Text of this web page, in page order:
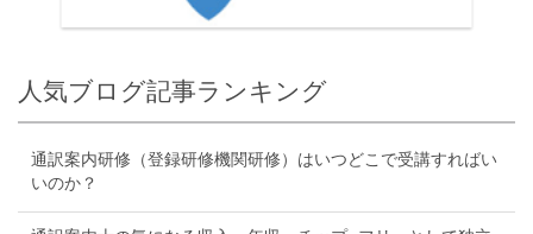
人気ブログ記事ランキング
通訳案内研修（登録研修機関研修）はいつどこで受講すればい
いのか？